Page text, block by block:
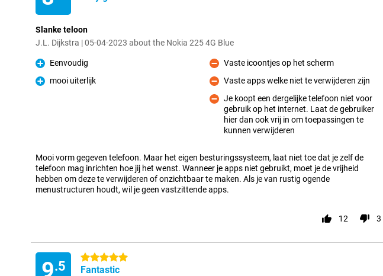
Slanke teloon
J.L. Dijkstra | 05-04-2023 about the Nokia 225 4G Blue
Pro
Eenvoudig
Pro
mooi uiterlijk
Con
Vaste icoontjes op het scherm
Con
Vaste apps welke niet te verwijderen zijn
Je koopt een dergelijke telefoon niet voor
gebruik op het internet. Laat de gebruiker
hier dan ook vrij in om toepassingen te
kunnen verwijderen
Mooi vorm gegeven telefoon. Maar het eigen besturingssysteem, laat niet toe dat je zelf de
telefoon mag inrichten hoe jij het wenst. Wanneer je apps niet gebruikt, moet je de vrijheid
hebben om deze te verwijderen of onzichtbaar te maken. Als je van rustig ogende
menustructuren houdt, wil je geen vastzittende apps.
12 3
9.5
5 stars
Fantastic